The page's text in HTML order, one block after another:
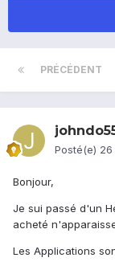
PRÉCÉDENT
Posté(e)
Bonjour,
Je sui passé d'un
acheté
Les Applications